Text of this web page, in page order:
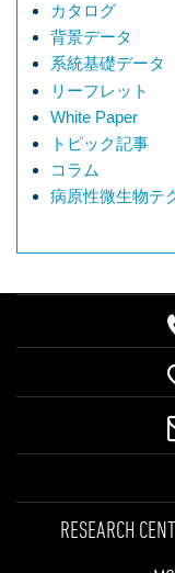
カタログ
背景データ
系統基礎データ
リーフレット
White Paper
トピック記事
コラム
病原性微生物テ
RESEARCH